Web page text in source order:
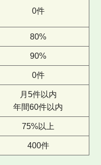
0件
80%
90%
0件
月5件以内
年間60件以内
75%以上
400件